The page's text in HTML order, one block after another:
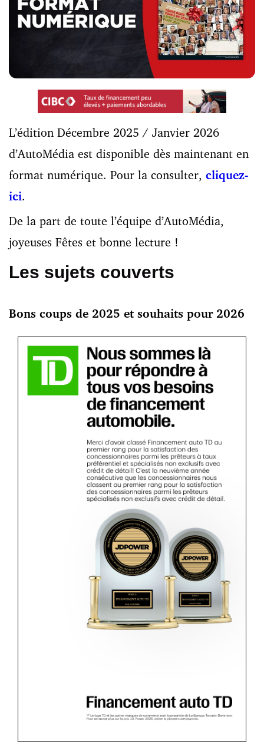
L’édition Décembre 2025 / Janvier 2026
d’AutoMédia est disponible dès maintenant en
format numérique. Pour la consulter, cliquez-
ici.
De la part de toute l’équipe d’AutoMédia,
joyeuses Fêtes et bonne lecture !
Les sujets couverts
Bons coups de 2025 et souhaits pour 2026